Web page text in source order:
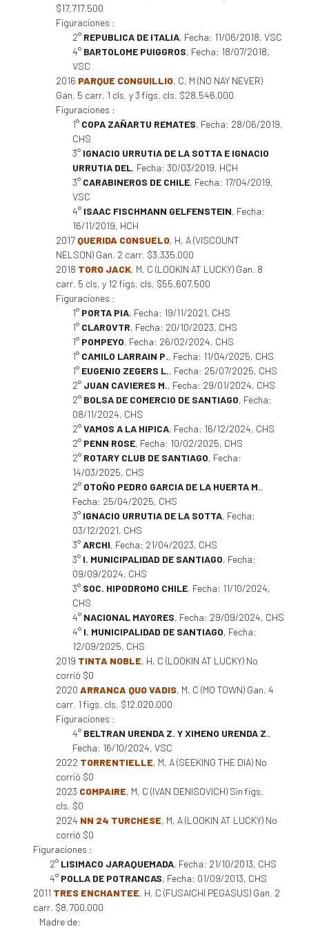
$17.717.500
Figuraciones :
2° REPUBLICA DE ITALIA, Fecha: 11/06/2018, VSC
4° BARTOLOME PUIGGROS, Fecha: 18/07/2018,
VSC
2016 PARQUE CONGUILLIO, C, M (NO NAY NEVER)
Gan. 5 carr. 1 cls. y 3 figs. cls. $28.546.000
Figuraciones :
1° COPA ZAÑARTU REMATES, Fecha: 28/06/2019,
CHS
3° IGNACIO URRUTIA DE LA SOTTA E IGNACIO
URRUTIA DEL, Fecha: 30/03/2019, HCH
3° CARABINEROS DE CHILE, Fecha: 17/04/2019,
VSC
4° ISAAC FISCHMANN GELFENSTEIN, Fecha:
16/11/2019, HCH
2017 QUERIDA CONSUELO, H, A (VISCOUNT
NELSON) Gan. 2 carr. $3.335.000
2018 TORO JACK, M, C (LOOKIN AT LUCKY) Gan. 8
carr. 5 cls. y 12 figs. cls. $55.607.500
Figuraciones :
1° PORTA PIA, Fecha: 19/11/2021, CHS
1° CLAROVTR, Fecha: 20/10/2023, CHS
1° POMPEYO, Fecha: 26/02/2024, CHS
1° CAMILO LARRAIN P., Fecha: 11/04/2025, CHS
1° EUGENIO ZEGERS L., Fecha: 25/07/2025, CHS
2° JUAN CAVIERES M., Fecha: 29/01/2024, CHS
2° BOLSA DE COMERCIO DE SANTIAGO, Fecha:
08/11/2024, CHS
2°VAMOS A LA HIPICA, Fecha: 16/12/2024, CHS
2° PENN ROSE, Fecha: 10/02/2025, CHS
2° ROTARY CLUB DE SANTIAGO, Fecha:
14/03/2025, CHS
2° OTOÑO PEDRO GARCIA DE LA HUERTA M.,
Fecha: 25/04/2025, CHS
3° IGNACIO URRUTIA DE LA SOTTA, Fecha:
03/12/2021, CHS
3°ARCHI, Fecha: 21/04/2023, CHS
3° I. MUNICIPALIDAD DE SANTIAGO, Fecha:
09/09/2024, CHS
3° SOC. HIPODROMO CHILE, Fecha: 11/10/2024,
CHS
4° NACIONAL MAYORES, Fecha: 29/09/2024, CHS
4° I. MUNICIPALIDAD DE SANTIAGO, Fecha:
12/09/2025, CHS
2019 TINTA NOBLE, H, C (LOOKIN AT LUCKY) No
corrió $0
2020 ARRANCA QUO VADIS, M, C (MO TOWN) Gan. 4
carr. 1 figs. cls. $12.020.000
Figuraciones :
4° BELTRAN URENDA Z. Y XIMENO URENDA Z.,
Fecha: 16/10/2024, VSC
2022 TORRENTIELLE, M, A (SEEKING THE DIA) No
corrió $0
2023 COMPAIRE, M, C (IVAN DENISOVICH) Sin figs.
cls. $0
2024 NN 24 TURCHESE, M, A (LOOKIN AT LUCKY) No
corrió $0
Figuraciones :
2° LISIMACO JARAQUEMADA, Fecha: 21/10/2013, CHS
4° POLLA DE POTRANCAS, Fecha: 01/09/2013, CHS
2011 TRES ENCHANTEE, H, C (FUSAICHI PEGASUS) Gan. 2
carr. $8.700.000
Madre de: